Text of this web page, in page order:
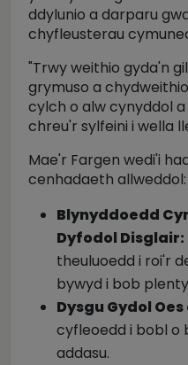
ddylunio a darparu
chyfleusterau
"Trwy weithio gyda'n
grymuso a
cylch o alw cynyddol
chreu'r sylfeini i wella
Mae'r Fargen wedi'i
cenhadaeth allweddol:
Blynyddoedd
Dyfodol Disglair:
theuluoedd i roi'r
bywyd i bob
Dysgu Gydol
cyfleoedd i bobl o
addasu.